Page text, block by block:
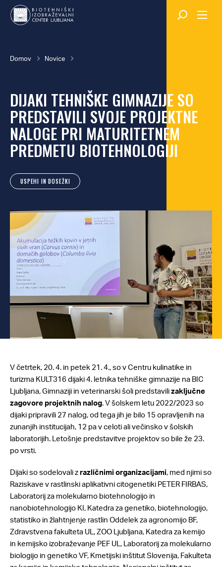
Skok
na
Breadcrumb
Domov Novice
DIJAKI TEHNIŠKE GIMNAZIJE SO
PREDSTAVILI SVOJE PROJEKTNE
NALOGE PRI MATURITETNEM
PREDMETU BIOTEHNOLOGIJI
USPEHI IN DOSEŽKI
V četrtek, 20. 4. in petek 21. 4., so v Centru kulinatike in
turizma KULT316 dijaki 4. letnika tehniške gimnazije na BIC
Ljubljana, Gimnaziji in veterinarski šoli predstavilizaključne
zagovore projektnih nalog. V šolskem letu 2022/2023 so
dijaki pripravili 27 nalog, od tega jih je bilo 15 opravljenih na
zunanjih institucijah, 12 pa v celoti ali večinsko v šolskih
laboratorijih. Letošnje predstavitve projektov so bile že 23.
po vrsti.
Dijaki so sodelovali z različnimi organizacijami, med njimi so
Raziskave v rastlinski aplikativni citogenetiki PETER FIRBAS,
Laboratorij za molekularno biotehnologijo in
nanobiotehnologijo KI, Katedra za genetiko, biotehnologijo,
statistiko in žlahtnjenje rastlin Oddelek za agronomijo BF,
Zdravstvena fakulteta UL, ZOO Ljubljana, Katedra za kemijo
in kemijsko izobraževanje PEF UL, Laboratorij za molekularno
biologijo in genetiko VF, Kmetijski inštitut Slovenija, Fakulteta